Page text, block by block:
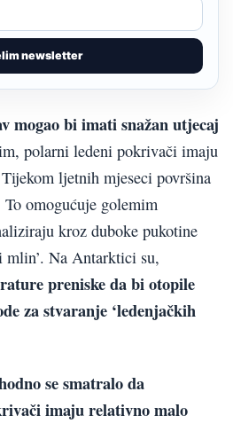
newsletter
mogao bi imati snažan utjecaj
polarni ledeni pokrivači imaju
ljetnih mjeseci površina
omogućuje golemim
kroz duboke pukotine
mlin’. Na Antarktici su,
preniske da bi otopile
za stvaranje ‘ledenjačkih
se smatralo da
imaju relativno malo